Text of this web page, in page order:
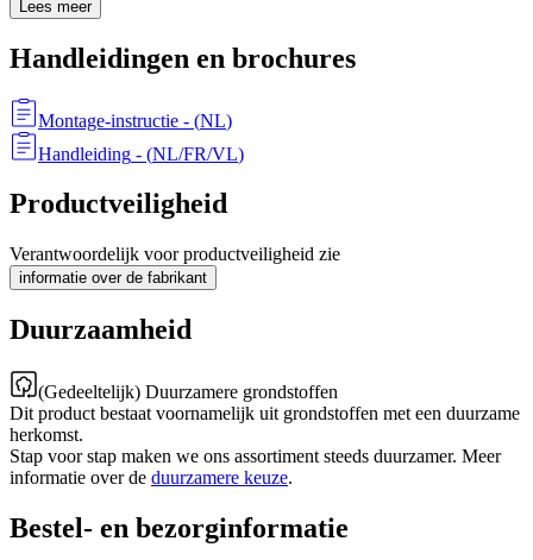
Lees meer
Handleidingen en brochures
Montage-instructie - (NL)
Handleiding - (NL/FR/VL)
Productveiligheid
Verantwoordelijk voor productveiligheid zie
informatie over de fabrikant
Duurzaamheid
(Gedeeltelijk) Duurzamere grondstoffen
Dit product bestaat voornamelijk uit grondstoffen met een duurzame
herkomst.
Stap voor stap maken we ons assortiment steeds duurzamer. Meer
informatie over de duurzamere keuze.
Bestel- en bezorginformatie